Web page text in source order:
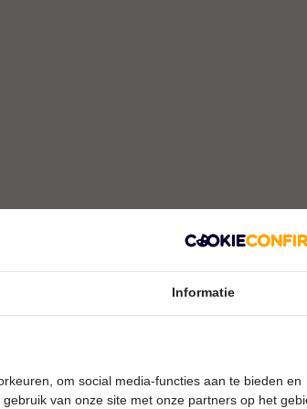
Informatie
om social media-functies aan te bieden en
van onze site met onze partners op het